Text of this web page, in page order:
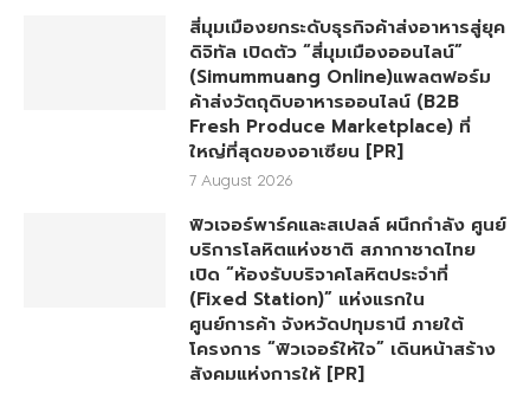
สี่มุมเมืองยกระดับธุรกิจค้าส่งอาหารสู่ยุค
ดิจิทัล เปิดตัว “สี่มุมเมืองออนไลน์”
(Simummuang Online)แพลตฟอร์ม
ค้าส่งวัตถุดิบอาหารออนไลน์ (B2B
Fresh Produce Marketplace) ที่
ใหญ่ที่สุดของอาเซียน [PR]
7 August 2026
ฟิวเจอร์พาร์คและสเปลล์ ผนึกกำลัง ศูนย์
บริการโลหิตแห่งชาติ สภากาชาดไทย
เปิด “ห้องรับบริจาคโลหิตประจำที่
(Fixed Station)” แห่งแรกใน
ศูนย์การค้า จังหวัดปทุมธานี ภายใต้
โครงการ “ฟิวเจอร์ให้ใจ” เดินหน้าสร้าง
สังคมแห่งการให้ [PR]